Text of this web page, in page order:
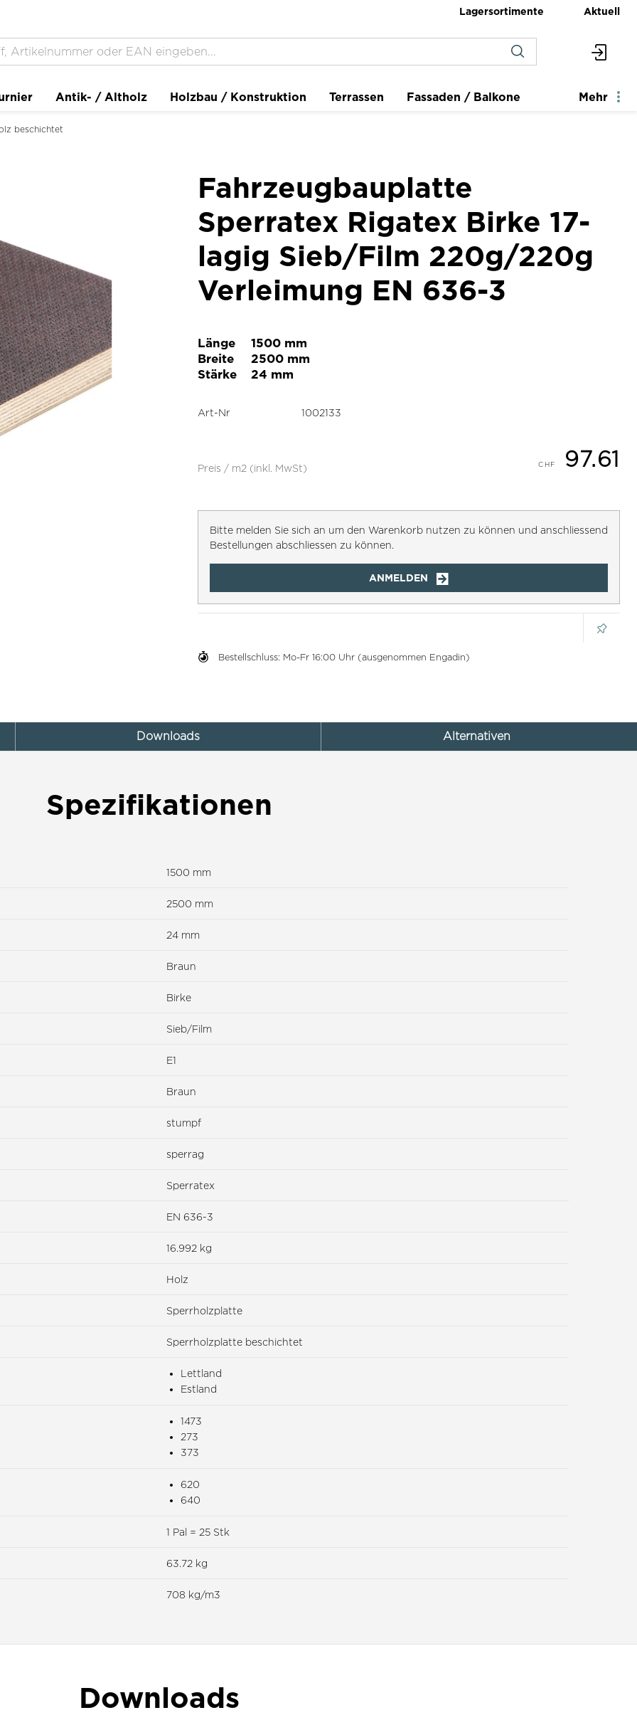
Lagersortimente Aktuell
Antik- / Altholz Holzbau / Konstruktion Terrassen Fassaden / Balkone Mehr
beschichtet
Fahrzeugbauplatte
Sperratex Rigatex Birke 17-
lagig Sieb/Film 220g/220g
Verleimung EN 636-3
Länge
1500 mm
Breite
2500 mm
Stärke
24 mm
Preis / m2 (inkl. MwSt) 97.61
Bitte melden Sie sich an um den Warenkorb nutzen zu können und anschliessend
Bestellungen abschliessen zu können.
ANMELDEN
Bestellschluss: Mo-Fr 16:00 Uhr (ausgenommen Engadin)
Art-Nr 1002133
Downloads Alternativen
Spezifikationen
1500 mm
2500 mm
24 mm
Braun
Birke
Sieb/Film
E1
Braun
stumpf
sperrag
Sperratex
EN 636-3
16.992 kg
Holz
Sperrholzplatte
Sperrholzplatte beschichtet
Lettland
Estland
1473
273
373
620
640
1 Pal = 25 Stk
63.72 kg
708 kg/m3
Downloads